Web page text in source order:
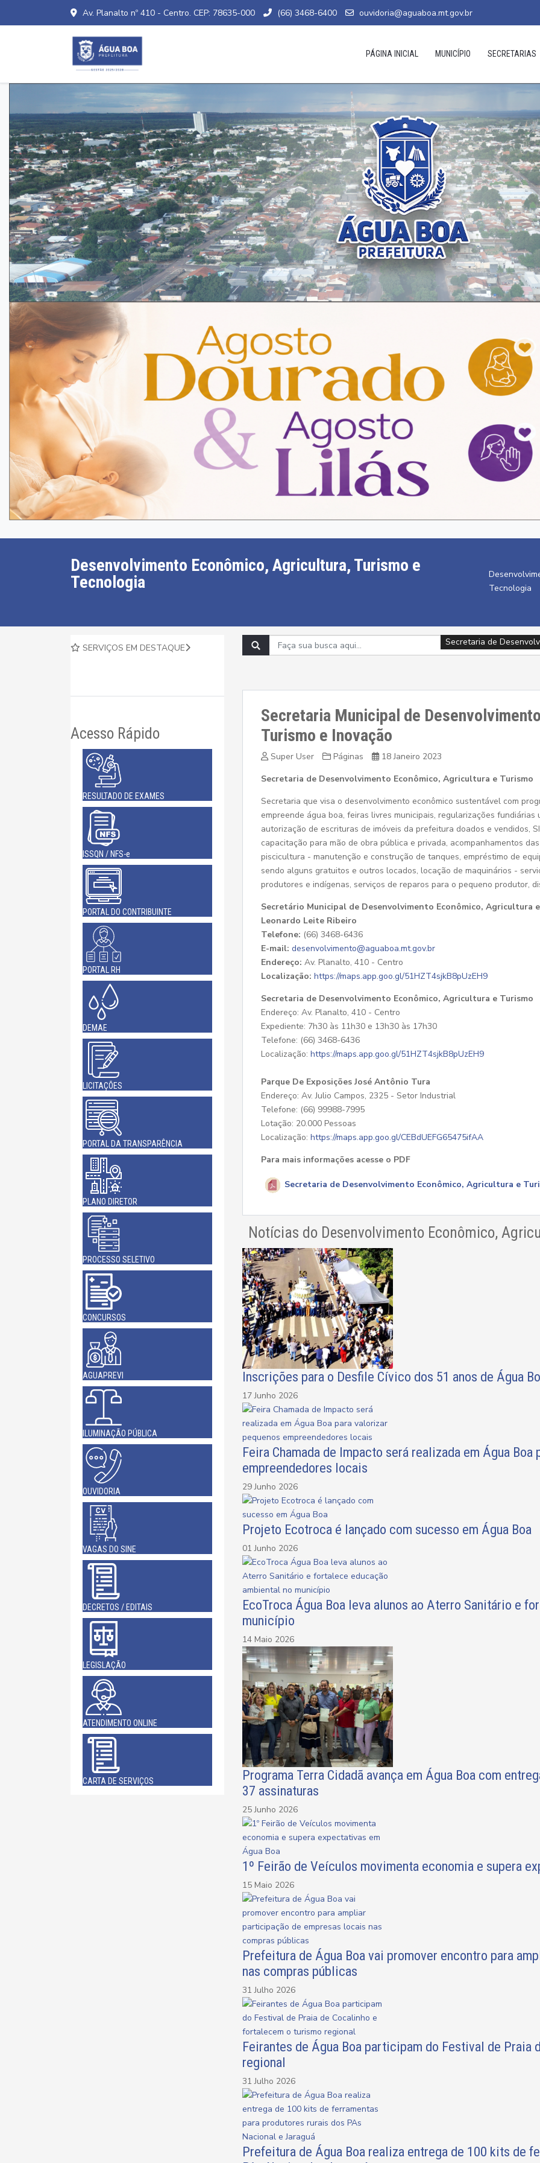
Av. Planalto nº 410 - Centro. CEP: 78635-000 (66) 3468-6400 ouvidoria@aguaboa.mt.gov.br
PÁGINA INICIAL MUNICÍPIO SECRETARIAS
Desenvolvimento Econômico, Agricultura, Turismo e
Tecnologia
Tecnologia
SERVIÇOS EM DESTAQUE
Acesso Rápido
RESULTADO DE EXAMES
ISSQN / NFS-e
PORTAL DO CONTRIBUINTE
PORTAL RH
DEMAE
LICITAÇÕES
PORTAL DA TRANSPARÊNCIA
PLANO DIRETOR
PROCESSO SELETIVO
CONCURSOS
AGUAPREVI
ILUMINAÇÃO PÚBLICA
OUVIDORIA
VAGAS DO SINE
DECRETOS / EDITAIS
LEGISLAÇÃO
ATENDIMENTO ONLINE
CARTA DE SERVIÇOS
Secretaria Municipal de
Turismo e Inovação
Super User Páginas
18 Janeiro 2023
Secretaria de Desenvolvimento Econômico, Agricultura e Turismo
Secretaria que visa o desenvolvimento econômico sustentável com
empreende água boa, feiras livres municipais, regularizações
autorização de escrituras de imóveis da prefeitura doados e vendidos,
capacitação para mão de obra pública e privada, acompanhamentos
piscicultura - manutenção e construção de tanques, empréstimo de
sendo alguns gratuitos e outros locados, locação de maquinários -
produtores e indígenas, serviços de reparos para o pequeno produtor,
Secretário Municipal de Desenvolvimento Econômico, Agricultura
Leonardo Leite Ribeiro
Telefone: (66) 3468-6436
E-mail: desenvolvimento@aguaboa.mt.gov.br
Endereço: Av. Planalto, 410 - Centro
Localização: https://maps.app.goo.gl/51HZT4sjkB8pUzEH9
Secretaria de Desenvolvimento Econômico, Agricultura e Turismo
Endereço: Av. Planalto, 410 - Centro
Expediente: 7h30 às 11h30 e 13h30 às 17h30
Telefone: (66) 3468-6436
Localização: https://maps.app.goo.gl/51HZT4sjkB8pUzEH9
Parque De Exposições José Antônio Tura
Endereço: Av. Julio Campos, 2325 - Setor Industrial
Telefone: (66) 99988-7995
Lotação: 20.000 Pessoas
Localização: https://maps.app.goo.gl/CEBdUEFG65475ifAA
Para mais informações acesse o PDF
Secretaria de Desenvolvimento Econômico, Agricultura e
Notícias do Desenvolvimento Econômico,
Secretaria de
Inscrições para o Desfile Cívico dos 51 anos de Água
17 Junho 2026
Secretaria de
Feira Chamada de Impacto será realizada em Água
empreendedores locais
29 Junho 2026
Secretaria de
Projeto Ecotroca é lançado com sucesso em Água Boa
01 Junho 2026
Secretaria de
EcoTroca Água Boa leva alunos ao Aterro Sanitário e
município
14 Maio 2026
Secretaria de
Programa Terra Cidadã avança em Água Boa com
37 assinaturas
25 Junho 2026
Secretaria de
1º Feirão de Veículos movimenta economia e supera
15 Maio 2026
Secretaria de
Prefeitura de Água Boa vai promover encontro para
nas compras públicas
31 Julho 2026
Secretaria de
Feirantes de Água Boa participam do Festival de
regional
31 Julho 2026
Secretaria de
Prefeitura de Água Boa realiza entrega de 100 kits de